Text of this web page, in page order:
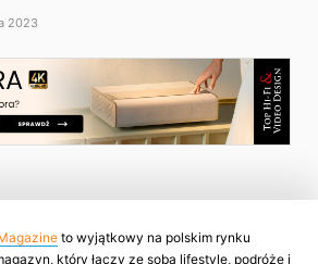
2023
to wyjątkowy na polskim rynku
który łączy ze sobą lifestyle, podróże i